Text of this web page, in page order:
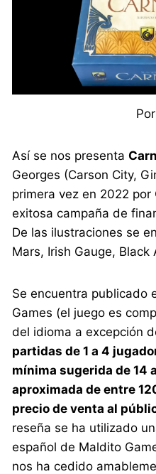
Así se nos presenta
Georges (Carson City,
primera vez en 2022
exitosa campaña de
De las ilustraciones se
Mars, Irish Gauge, Black
Se encuentra publicado
Games (el juego es
del idioma a excepción
partidas de 1 a 4
mínima sugerida de 14
aproximada de entre
precio de venta al
reseña se ha utilizado
español de Maldito
nos ha cedido